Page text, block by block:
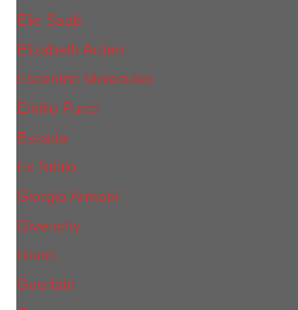
Elie Saab
Elizabeth Arden
Escentric Molecules
Emilio Pucci
Escada
Ex Nihilo
Giorgio Armani
Givenchy
Gucci
Guerlain